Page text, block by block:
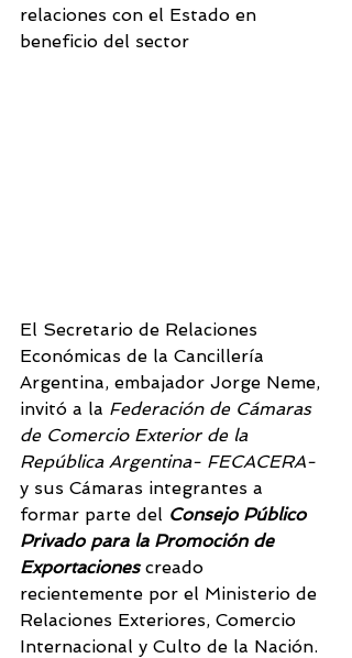
relaciones con el Estado en
beneficio del sector
El Secretario de Relaciones
Económicas de la Cancillería
Argentina, embajador Jorge Neme,
invitó a la Federación de Cámaras
de Comercio Exterior de la
República Argentina- FECACERA-
y sus Cámaras integrantes a
formar parte del Consejo Público
Privado para la Promoción de
Exportaciones creado
recientemente por el Ministerio de
Relaciones Exteriores, Comercio
Internacional y Culto de la Nación.